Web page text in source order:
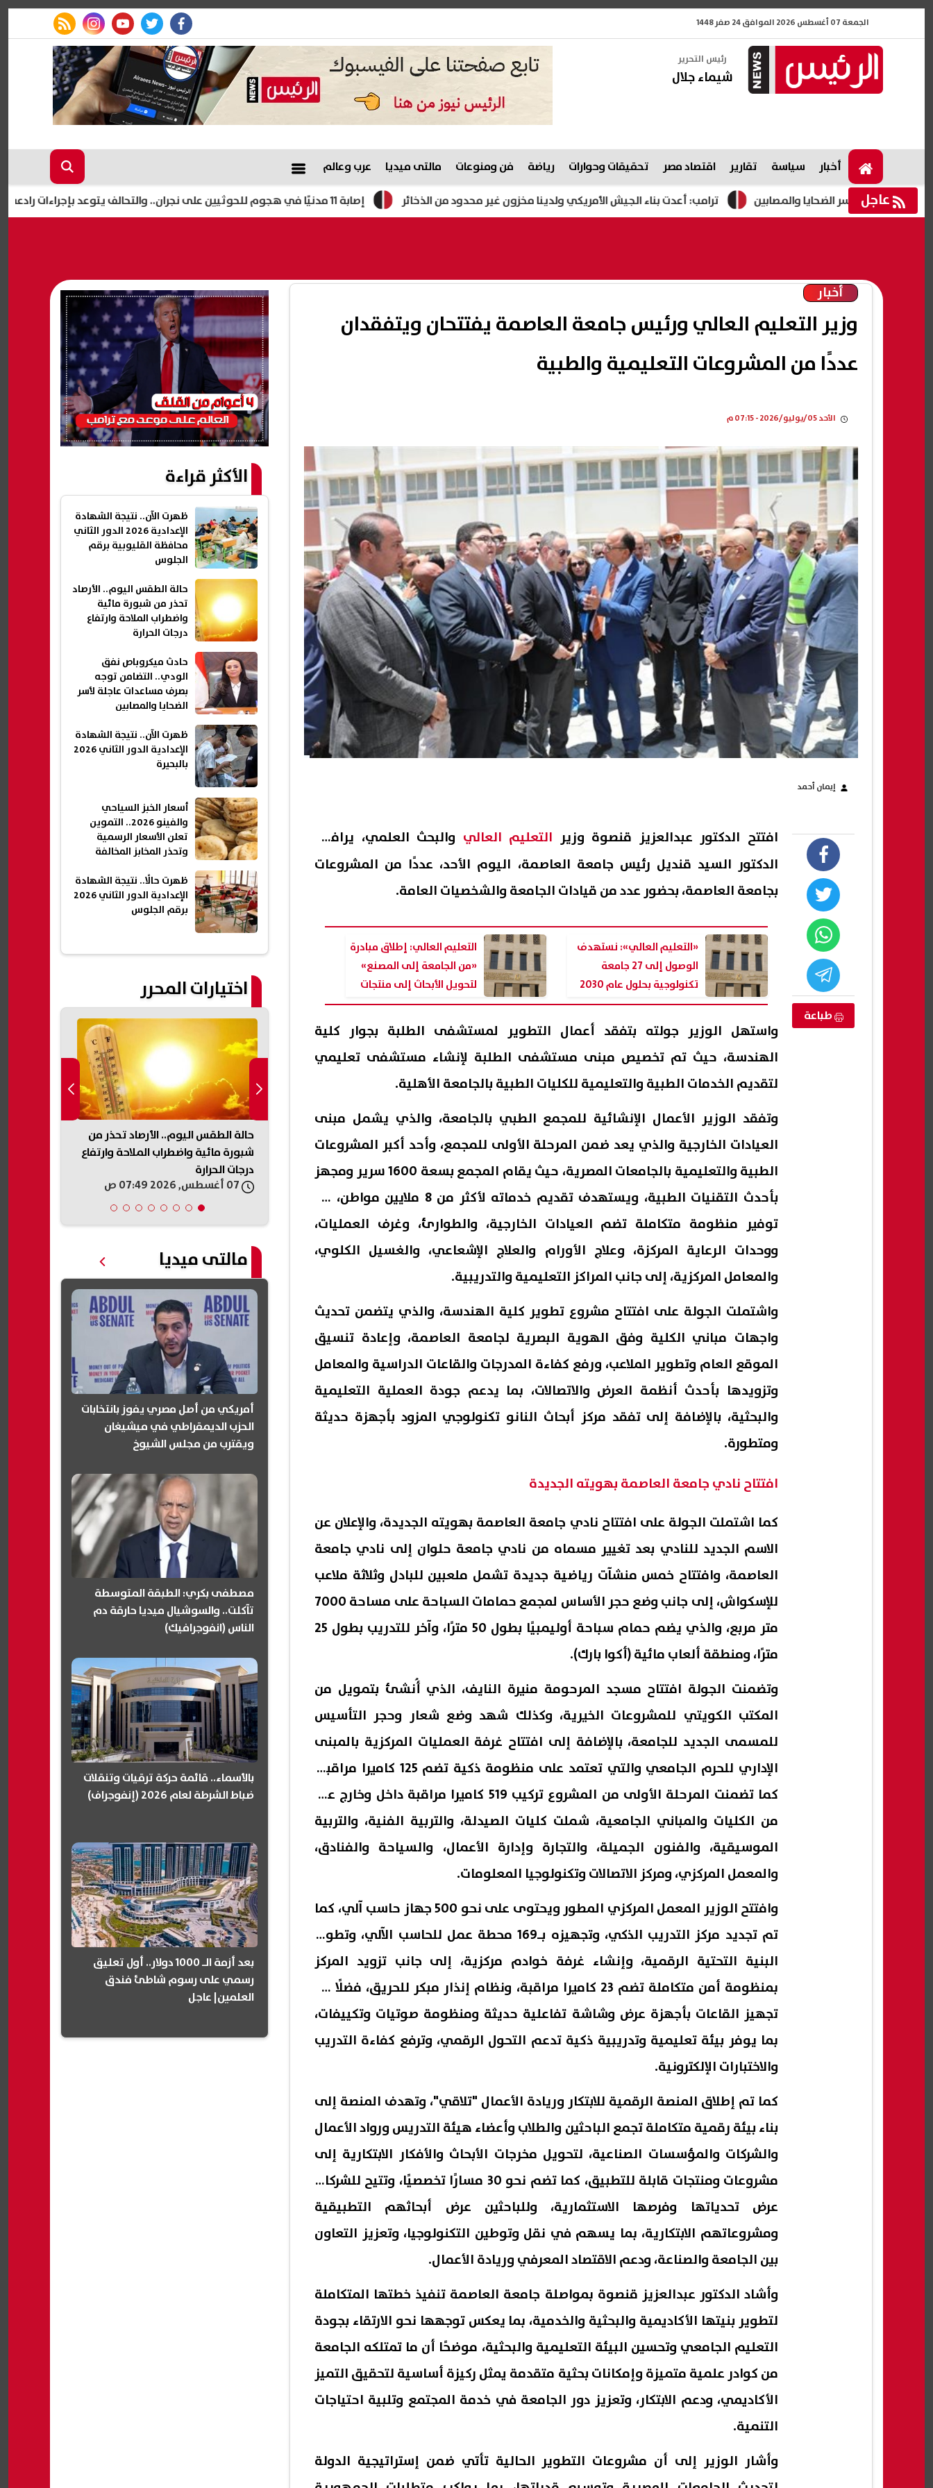
الجمعة 07 أغسطس 2026 الموافق 24 صفر 1448
facebook
twitter
youtube
instagram
rss feed
رئيس التحرير
شيماء جلال
أخبار سياسة تقارير اقتصاد مصر تحقيقات وحوارات رياضة فن ومنوعات مالتى ميديا عرب وعالم
عاجل إصابة 11 مدنيًا في هجوم للحوثيين على نجران.. والتحالف يتوعد بإجراءات رادعة ترامب: أعدت بناء الجيش الأمريكي ولدينا مخزون غير محدود من الذخائر لأسر الضحايا والمصابين
أخبار
وزير التعليم العالي ورئيس جامعة العاصمة يفتتحان ويتفقدان
عددًا من المشروعات التعليمية والطبية
الأحد 05/يوليو/2026 - 07:15 م
إيمان أحمد
طباعة
افتتح الدكتور عبدالعزيز قنصوة وزير التعليم العالي والبحث العلمي، يرافقه
الدكتور السيد قنديل رئيس جامعة العاصمة، اليوم الأحد، عددًا من المشروعات
بجامعة العاصمة، بحضور عدد من قيادات الجامعة والشخصيات العامة.
«التعليم العالي»: نستهدف
الوصول إلى 27 جامعة
تكنولوجية بحلول عام 2030
التعليم العالي: إطلاق مبادرة
«من الجامعة إلى المصنع»
لتحويل الأبحاث إلى منتجات
واستهل الوزير جولته بتفقد أعمال التطوير لمستشفى الطلبة بجوار كلية
الهندسة، حيث تم تخصيص مبنى مستشفى الطلبة لإنشاء مستشفى تعليمي
لتقديم الخدمات الطبية والتعليمية للكليات الطبية بالجامعة الأهلية.
وتفقد الوزير الأعمال الإنشائية للمجمع الطبي بالجامعة، والذي يشمل مبنى
العيادات الخارجية والذي يعد ضمن المرحلة الأولى للمجمع، وأحد أكبر المشروعات
الطبية والتعليمية بالجامعات المصرية، حيث يقام المجمع بسعة 1600 سرير ومجهز
بأحدث التقنيات الطبية، ويستهدف تقديم خدماته لأكثر من 8 ملايين مواطن، مع
توفير منظومة متكاملة تضم العيادات الخارجية، والطوارئ، وغرف العمليات،
ووحدات الرعاية المركزة، وعلاج الأورام والعلاج الإشعاعي، والغسيل الكلوي،
والمعامل المركزية، إلى جانب المراكز التعليمية والتدريبية.
واشتملت الجولة على افتتاح مشروع تطوير كلية الهندسة، والذي يتضمن تحديث
واجهات مباني الكلية وفق الهوية البصرية لجامعة العاصمة، وإعادة تنسيق
الموقع العام وتطوير الملاعب، ورفع كفاءة المدرجات والقاعات الدراسية والمعامل
وتزويدها بأحدث أنظمة العرض والاتصالات، بما يدعم جودة العملية التعليمية
والبحثية، بالإضافة إلى تفقد مركز أبحاث النانو تكنولوجي المزود بأجهزة حديثة
ومتطورة.
افتتاح نادي جامعة العاصمة بهويته الجديدة
كما اشتملت الجولة على افتتاح نادي جامعة العاصمة بهويته الجديدة، والإعلان عن
الاسم الجديد للنادي بعد تغيير مسماه من نادي جامعة حلوان إلى نادي جامعة
العاصمة، وافتتاح خمس منشآت رياضية جديدة تشمل ملعبين للبادل وثلاثة ملاعب
للإسكواش، إلى جانب وضع حجر الأساس لمجمع حمامات السباحة على مساحة 7000
متر مربع، والذي يضم حمام سباحة أوليمبيًا بطول 50 مترًا، وآخر للتدريب بطول 25
مترًا، ومنطقة ألعاب مائية (أكوا بارك).
وتضمنت الجولة افتتاح مسجد المرحومة منيرة النايف، الذي أُنشئ بتمويل من
المكتب الكويتي للمشروعات الخيرية، وكذلك شهد وضع شعار وحجر التأسيس
للمسمى الجديد للجامعة، بالإضافة إلى افتتاح غرفة العمليات المركزية بالمبنى
الإداري للحرم الجامعي والتي تعتمد على منظومة ذكية تضم 125 كاميرا مراقبة،
كما تضمنت المرحلة الأولى من المشروع تركيب 519 كاميرا مراقبة داخل وخارج عدد
من الكليات والمباني الجامعية، شملت كليات الصيدلة، والتربية الفنية، والتربية
الموسيقية، والفنون الجميلة، والتجارة وإدارة الأعمال، والسياحة والفنادق،
والمعمل المركزي، ومركز الاتصالات وتكنولوجيا المعلومات.
وافتتح الوزير المعمل المركزي المطور ويحتوى على نحو 500 جهاز حاسب آلي، كما
تم تجديد مركز التدريب الذكي، وتجهيزه بـ169 محطة عمل للحاسب الآلي، وتطوير
البنية التحتية الرقمية، وإنشاء غرفة خوادم مركزية، إلى جانب تزويد المركز
بمنظومة أمن متكاملة تضم 23 كاميرا مراقبة، ونظام إنذار مبكر للحريق، فضلًا عن
تجهيز القاعات بأجهزة عرض وشاشة تفاعلية حديثة ومنظومة صوتيات وتكييفات،
بما يوفر بيئة تعليمية وتدريبية ذكية تدعم التحول الرقمي، وترفع كفاءة التدريب
والاختبارات الإلكترونية.
كما تم إطلاق المنصة الرقمية للابتكار وريادة الأعمال "تلاقي"، وتهدف المنصة إلى
بناء بيئة رقمية متكاملة تجمع الباحثين والطلاب وأعضاء هيئة التدريس ورواد الأعمال
والشركات والمؤسسات الصناعية، لتحويل مخرجات الأبحاث والأفكار الابتكارية إلى
مشروعات ومنتجات قابلة للتطبيق، كما تضم نحو 30 مسارًا تخصصيًا، وتتيح للشركات
عرض تحدياتها وفرصها الاستثمارية، وللباحثين عرض أبحاثهم التطبيقية
ومشروعاتهم الابتكارية، بما يسهم في نقل وتوطين التكنولوجيا، وتعزيز التعاون
بين الجامعة والصناعة، ودعم الاقتصاد المعرفي وريادة الأعمال.
وأشاد الدكتور عبدالعزيز قنصوة بمواصلة جامعة العاصمة تنفيذ خطتها المتكاملة
لتطوير بنيتها الأكاديمية والبحثية والخدمية، بما يعكس توجهها نحو الارتقاء بجودة
التعليم الجامعي وتحسين البيئة التعليمية والبحثية، موضحًا أن ما تمتلكه الجامعة
من كوادر علمية متميزة وإمكانات بحثية متقدمة يمثل ركيزة أساسية لتحقيق التميز
الأكاديمي، ودعم الابتكار، وتعزيز دور الجامعة في خدمة المجتمع وتلبية احتياجات
التنمية.
وأشار الوزير إلى أن مشروعات التطوير الحالية تأتي ضمن إستراتيجية الدولة
الأكثر قراءة
ظهرت الآن.. نتيجة الشهادة
الإعدادية 2026 الدور الثاني
محافظة القليوبية برقم
الجلوس
حالة الطقس اليوم.. الأرصاد
تحذر من شبورة مائية
واضطراب الملاحة وارتفاع
درجات الحرارة
حادث ميكروباص نفق
الودي.. التضامن توجه
بصرف مساعدات عاجلة لأسر
الضحايا والمصابين
ظهرت الآن.. نتيجة الشهادة
الإعدادية الدور الثاني 2026
بالبحيرة
أسعار الخبز السياحي
والفينو 2026.. التموين
تعلن الأسعار الرسمية
وتحذر المخابز المخالفة
ظهرت حالًا.. نتيجة الشهادة
الإعدادية الدور الثاني 2026
برقم الجلوس
اختيارات المحرر
ارتفاع حصيلة ضحايا تفجير جرمانا بريف
دمشق إلى قتيلين و14 مصابًا
تفاعل واسع مع استغاثة أب يبحث عن
أسرة لرعاية ابنته ومساعدتها على
استكمال تعليمها
إعلام إسرائيلي: تل أبيب تواجه
تهديدًا متزايدًا من الطائرات المسيّرة
وتبحث فرض قيود جديدة
حالة الطقس اليوم.. الأرصاد تحذر من
شبورة مائية واضطراب الملاحة وارتفاع
درجات الحرارة
مالتى ميديا
أمريكي من أصل مصري يفوز بانتخابات
الحزب الديمقراطي في ميشيغان
ويقترب من مجلس الشيوخ
مصطفى بكري: الطبقة المتوسطة
تآكلت.. والسوشيال ميديا حارقة دم
الناس (انفوجرافيك)
بالأسماء.. قائمة حركة ترقيات وتنقلات
ضباط الشرطة لعام 2026 (إنفوجراف)
بعد أزمة الـ 1000 دولار.. أول تعليق
رسمي على رسوم شاطئ فندق
العلمين| عاجل